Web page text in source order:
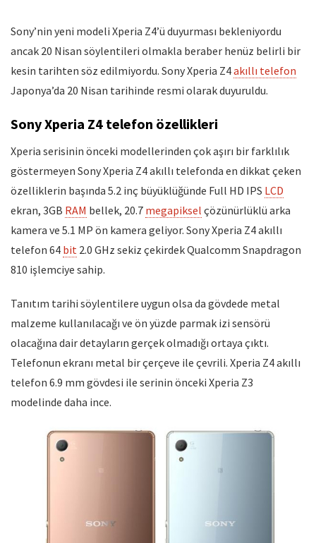
Sony’nin yeni modeli Xperia Z4’ü duyurması bekleniyordu
ancak 20 Nisan söylentileri olmakla beraber henüz belirli bir
kesin tarihten söz edilmiyordu. Sony Xperia Z4akıllı telefon
Japonya’da 20 Nisan tarihinde resmi olarak duyuruldu.
Sony Xperia Z4 telefon özellikleri
Xperia serisinin önceki modellerinden çok aşırı bir farklılık
göstermeyen Sony Xperia Z4 akıllı telefonda en dikkat çeken
özelliklerin başında 5.2 inç büyüklüğünde Full HD IPS LCD
ekran, 3GB RAM bellek, 20.7 megapiksel çözünürlüklü arka
kamera ve 5.1 MP ön kamera geliyor. Sony Xperia Z4 akıllı
telefon 64 bit 2.0 GHz sekiz çekirdek Qualcomm Snapdragon
810 işlemciye sahip.
Tanıtım tarihi söylentilere uygun olsa da gövdede metal
malzeme kullanılacağı ve ön yüzde parmak izi sensörü
olacağına dair detayların gerçek olmadığı ortaya çıktı.
Telefonun ekranı metal bir çerçeve ile çevrili. Xperia Z4 akıllı
telefon 6.9 mm gövdesi ile serinin önceki Xperia Z3
modelinde daha ince.